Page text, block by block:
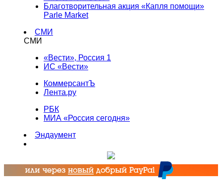
Благотворительная акция «Капля помощи»
Parle Market
СМИ
СМИ
«Вести», Россия 1
ИС «Вести»
КоммерсантЪ
Лента.ру
РБК
МИА «Россия сегодня»
Эндаумент